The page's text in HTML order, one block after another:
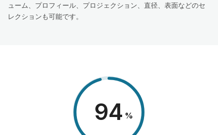
ューム、プロフィール、プロジェクション、直径、表面などのセ
レクションも可能です。
98 %